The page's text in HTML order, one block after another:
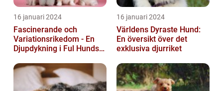
16 januari 2024
Fascinerande och
Variationsrikedom - En
Djupdykning i Ful Hunds
16 januari 2024
Världens Dyraste Hund:
En översikt över det
exklusiva djurriket